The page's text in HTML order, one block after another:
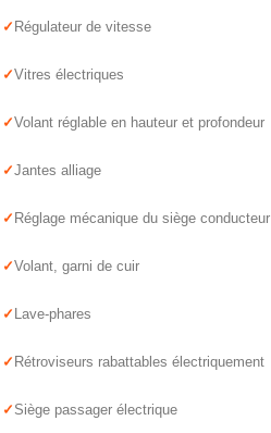
Régulateur de vitesse
Vitres électriques
Volant réglable en hauteur et profondeur
Jantes alliage
Réglage mécanique du siège conducteur
Volant, garni de cuir
Lave-phares
Rétroviseurs rabattables électriquement
Siège passager électrique